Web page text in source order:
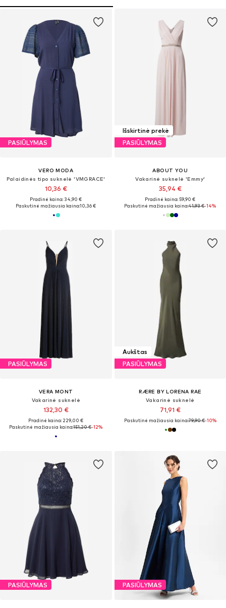
PASIŪLYMAS
VERO MODA
Palaidinės tipo suknelė 'VMGRACE'
10,36 €
Pradinė kaina: 34,90 €
Paskutinė mažiausia kaina:10,36 €
Išskirtinė prekė
PASIŪLYMAS
ABOUT YOU
Vakarinė suknelė 'Emmy'
35,94 €
Pradinė kaina: 59,90 €
Paskutinė mažiausia kaina:41,93 €-14%
PASIŪLYMAS
VERA MONT
Vakarinė suknelė
132,30 €
Pradinė kaina: 229,00 €
Paskutinė mažiausia kaina:151,20 €-12%
Aukštas
PASIŪLYMAS
RÆRE BY LORENA RAE
Vakarinė suknelė
71,91 €
Paskutinė mažiausia kaina:79,90 €-10%
PASIŪLYMAS PASIŪLYMAS